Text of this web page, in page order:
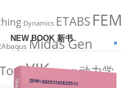
Dynamics ETABSFEM
Midas Gen
ToolYJKYPD书动力学
NEW BOOK 新书